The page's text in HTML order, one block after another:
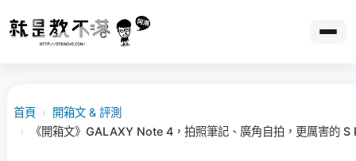
首頁 ›
開箱文 & 評測
›
《開箱文》GALAXY Note 4，拍照筆記、廣角自拍，更厲害的 S